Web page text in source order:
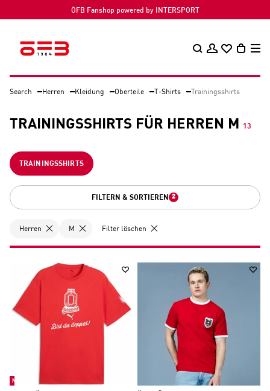
ÖFB Fanshop powered by INTERSPORT
Search Herren Kleidung Oberteile T-Shirts Trainingsshirts
TRAININGSSHIRTS FÜR HERREN M 13
TRAININGSSHIRTS
FILTERN & SORTIEREN 2
Herren M Filter löschen
Neu